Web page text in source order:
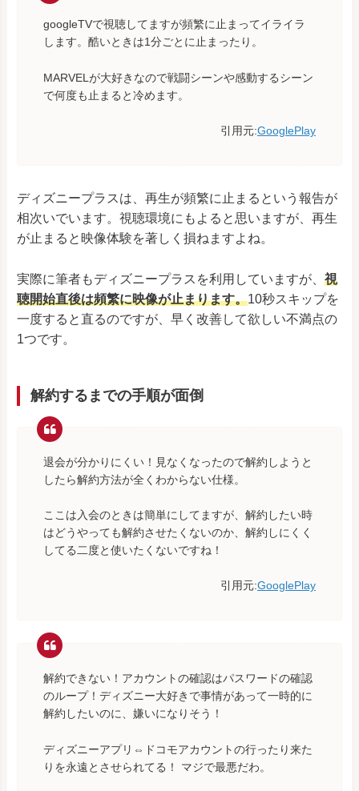
googleTVで視聴してますが頻繁に止まってイライラ
します。酷いときは1分ごとに止まったり。
MARVELが大好きなので戦闘シーンや感動するシーン
で何度も止まると冷めます。
引用元:GooglePlay
ディズニープラスは、再生が頻繁に止まるという報告が
相次いでいます。視聴環境にもよると思いますが、再生
が止まると映像体験を著しく損ねますよね。
実際に筆者もディズニープラスを利用していますが、 視
聴開始直後は頻繁に映像が止まります。10秒スキップを
一度すると直るのですが、早く改善して欲しい不満点の
1つです。
解約するまでの手順が面倒
退会が分かりにくい！見なくなったので解約しようと
したら解約方法が全くわからない仕様。
ここは入会のときは簡単にしてますが、解約したい時
はどうやっても解約させたくないのか、解約しにくく
してる二度と使いたくないですね！
引用元:GooglePlay
解約できない！アカウントの確認はパスワードの確認
のループ！ディズニー大好きで事情があって一時的に
解約したいのに、嫌いになりそう！
ディズニーアプリ⇔ドコモアカウントの行ったり来た
りを永遠とさせられてる！ マジで最悪だわ。